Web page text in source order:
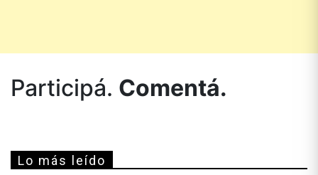
Participá. Comentá.
Lo más leído